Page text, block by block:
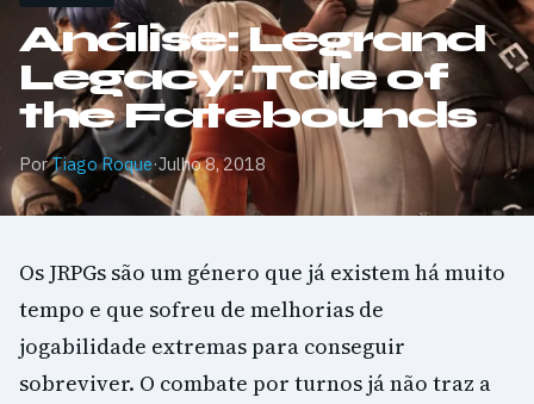
Análise: Legrand
Legacy: Tale of
the Fatebounds
PorTiago Roque·Julho 8, 2018
Os JRPGs são um género que já existem há muito
tempo e que sofreu de melhorias de
jogabilidade extremas para conseguir
sobreviver. O combate por turnos já não traz a